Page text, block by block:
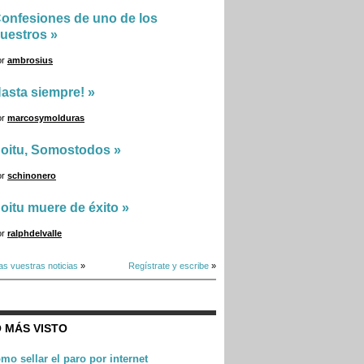
de uno de los
»
ambrosius
siempre! »
marcosymolduras
Somostodos »
schinonero
muere de éxito »
ralphdelvalle
vuestras noticias » Regístrate y escribe »
MÁS VISTO
sellar el paro por internet